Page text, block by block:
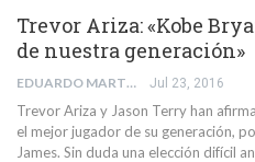
Trevor Ariza: «Kobe
de nuestra generación»
EDUARDO MARTIN SANCHEZ Jul 23, 2016
Trevor Ariza y Jason Terry han
el mejor jugador de su generación,
James. Sin duda una elección difícil